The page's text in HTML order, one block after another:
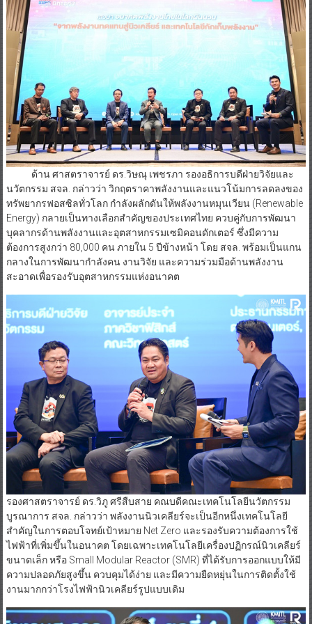
ด้าน ศาสตราจารย์ ดร.วิษณุ เพชรภา รองอธิการบดีฝ่ายวิจัยและ
นวัตกรรม สจล. กล่าวว่า วิกฤตราคาพลังงานและแนวโน้มการลดลงของ
ทรัพยากรฟอสซิลทั่วโลก กำลังผลักดันให้พลังงานหมุนเวียน (Renewable
Energy) กลายเป็นทางเลือกสำคัญของประเทศไทย ควบคู่กับการพัฒนา
บุคลากรด้านพลังงานและอุตสาหกรรมเซมิคอนดักเตอร์ ซึ่งมีความ
ต้องการสูงกว่า 80,000 คน ภายใน 5 ปีข้างหน้า โดย สจล. พร้อมเป็นแกน
กลางในการพัฒนากำลังคน งานวิจัย และความร่วมมือด้านพลังงาน
สะอาดเพื่อรองรับอุตสาหกรรมแห่งอนาคต
รองศาสตราจารย์ ดร.วิภู ศรีสืบสาย คณบดีคณะเทคโนโลยีนวัตกรรม
บูรณาการ สจล. กล่าวว่า พลังงานนิวเคลียร์จะเป็นอีกหนึ่งเทคโนโลยี
สำคัญในการตอบโจทย์เป้าหมาย Net Zero และรองรับความต้องการใช้
ไฟฟ้าที่เพิ่มขึ้นในอนาคต โดยเฉพาะเทคโนโลยีเครื่องปฏิกรณ์นิวเคลียร์
ขนาดเล็ก หรือ Small Modular Reactor (SMR) ที่ได้รับการออกแบบให้มี
ความปลอดภัยสูงขึ้น ควบคุมได้ง่าย และมีความยืดหยุ่นในการติดตั้งใช้
งานมากกว่าโรงไฟฟ้านิวเคลียร์รูปแบบเดิม